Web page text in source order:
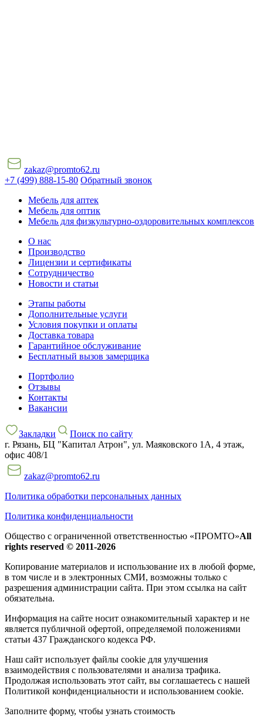
zakaz@promto62.ru
+7 (499) 888-15-80 Обратный звонок
Мебель для аптек
Мебель для оптик
Мебель для физкультурно-оздоровительных комплексов
О нас
Производство
Лицензии и сертификаты
Сотрудничество
Новости и статьи
Этапы работы
Дополнительные услуги
Условия покупки и оплаты
Доставка товара
Гарантийное обслуживание
Бесплатный вызов замерщика
Портфолио
Отзывы
Контакты
Вакансии
Закладки
Поиск по сайту
г. Рязань, БЦ "Капитал Атрон", ул. Маяковского 1А, 4 этаж,
офис 408/1
zakaz@promto62.ru
Политика обработки персональных данных
Политика конфиденциальности
Общество с ограниченной ответственностью «ПРОМТО»All
rights reserved © 2011-2026
Копирование материалов и использование их в любой форме,
в том числе и в электронных СМИ, возможны только c
разрешения администрации сайта. При этом ссылка на сайт
обязательна.
Информация на сайте носит ознакомительный характер и не
является публичной офертой, определяемой положениями
статьи 437 Гражданского кодекса РФ.
Наш сайт использует файлы cookie для улучшения
взаимодействия с пользователями и анализа трафика.
Продолжая использовать этот сайт, вы соглашаетесь с нашей
Политикой конфиденциальности и использованием cookie.
Заполните форму, чтобы узнать стоимость